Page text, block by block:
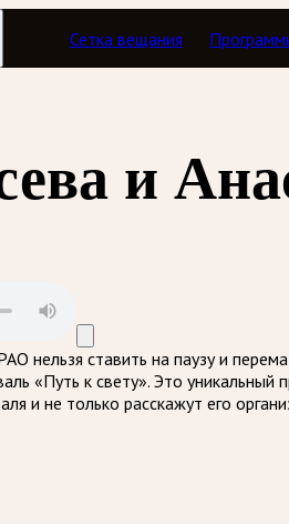
Сетка вещания
Программы в эфире В
и
нельзя ставить на паузу и
«Путь к свету». Это
и не только расскажут его